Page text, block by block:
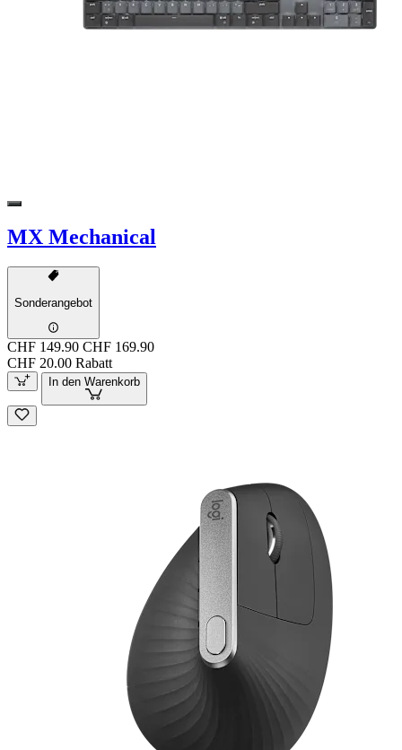
MX Mechanical
Sonderangebot
CHF 149.90 CHF 169.90
CHF 20.00 Rabatt
In den Warenkorb